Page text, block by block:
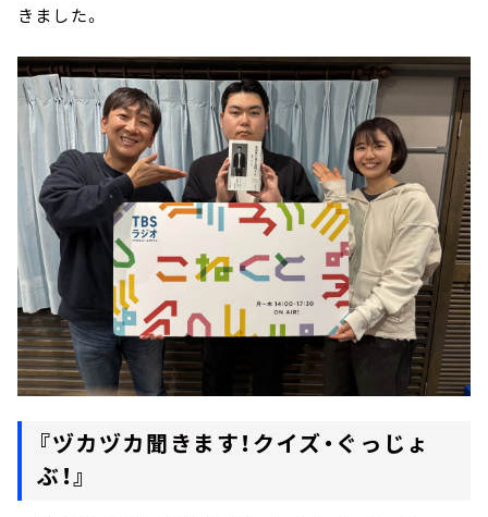
きました。
『ヅカヅカ聞きます！クイズ・ぐっじょ
ぶ！』